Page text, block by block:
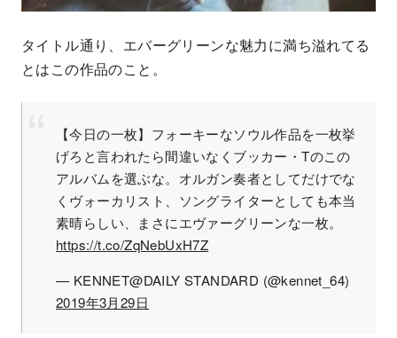
タイトル通り、エバーグリーンな魅力に満ち溢れてる
とはこの作品のこと。
【今日の一枚】フォーキーなソウル作品を一枚挙
げろと言われたら間違いなくブッカー・Tのこの
アルバムを選ぶな。オルガン奏者としてだけでな
くヴォーカリスト、ソングライターとしても本当
素晴らしい、まさにエヴァーグリーンな一枚。
https://t.co/ZqNebUxH7Z
— KENNET@DAILY STANDARD (@kennet_64)
2019年3月29日